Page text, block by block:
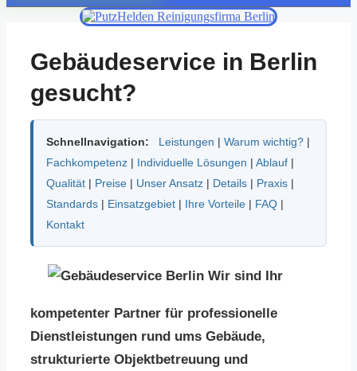
Gebäudeservice in Berlin
gesucht?
Schnellnavigation: Leistungen | Warum wichtig? |
Fachkompetenz | Individuelle Lösungen | Ablauf |
Qualität | Preise | Unser Ansatz | Details | Praxis |
Standards | Einsatzgebiet | Ihre Vorteile | FAQ |
Kontakt
Wir sind Ihr
kompetenter Partner für professionelle
Dienstleistungen rund ums Gebäude,
strukturierte Objektbetreuung und